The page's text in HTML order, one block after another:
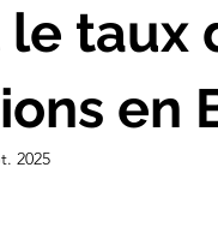
le taux
en
2025